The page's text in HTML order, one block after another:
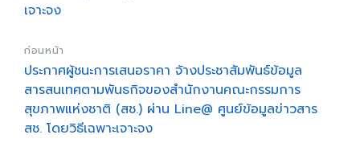
เจาะจง
ก่อนหน้า
ประกาศผู้ชนะการเสนอราคา จ้างประชาสัมพันธ์ข้อมูล
สารสนเทศตามพันธกิจของสำนักงานคณะกรรมการ
สุขภาพแห่งชาติ (สช.) ผ่าน Line@ ศูนย์ข้อมูลข่าวสาร
สช. โดยวิธีเฉพาะเจาะจง